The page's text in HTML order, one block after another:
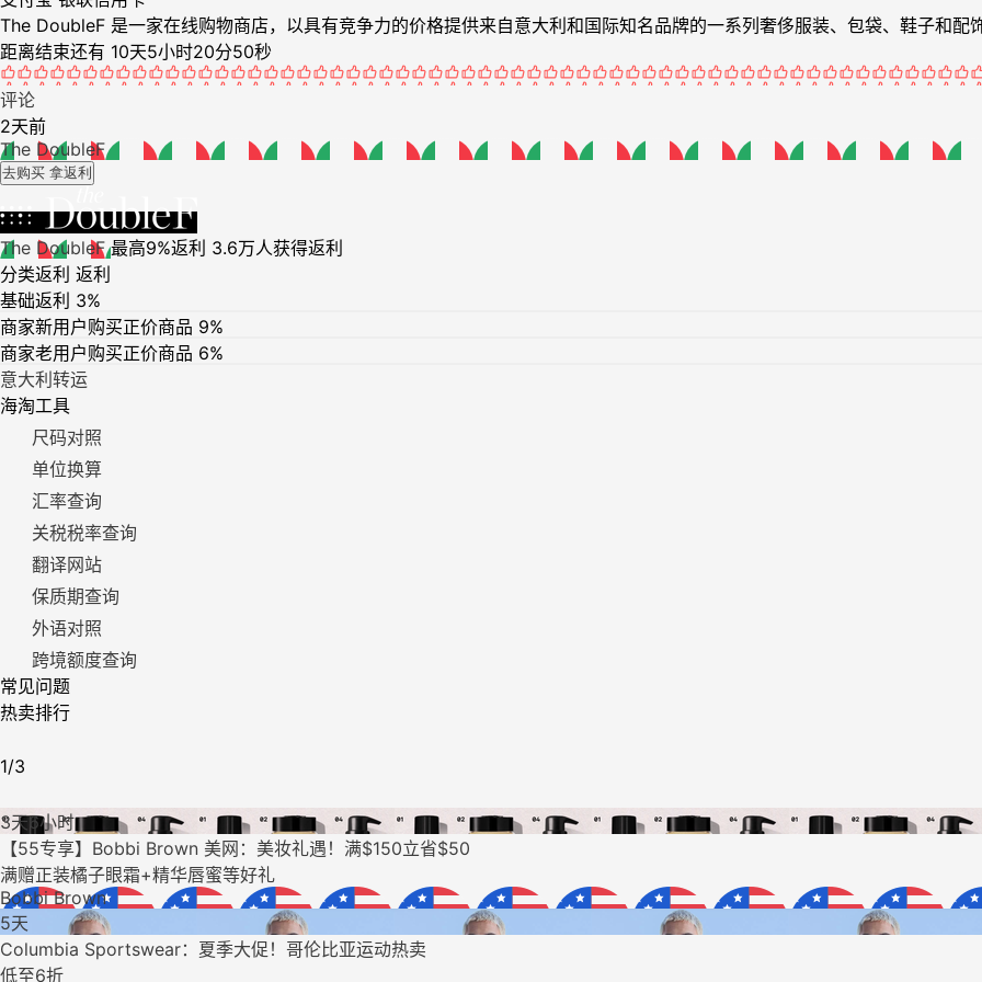
The DoubleF 是一家在线购物商店，以具有竞争力的价格提供来自意大利和国际知名品牌的一系列奢侈服装、包袋、鞋子和配
距离结束还有 10天5小时20分50秒
评论
2天前
The DoubleF
去购买 拿返利
The DoubleF最高9%返利 3.6万人获得返利
分类返利 返利
基础返利 3%
商家新用户购买正价商品 9%
商家老用户购买正价商品 6%
意大利转运
海淘工具
尺码对照
单位换算
汇率查询
关税税率查询
翻译网站
保质期查询
外语对照
跨境额度查询
常见问题
热卖排行
1/3
3天6小时
【55专享】Bobbi Brown 美网：美妆礼遇！满$150立省$50
满赠正装橘子眼霜+精华唇蜜等好礼
Bobbi Brown
5天
Columbia Sportswear：夏季大促！哥伦比亚运动热卖
低至6折